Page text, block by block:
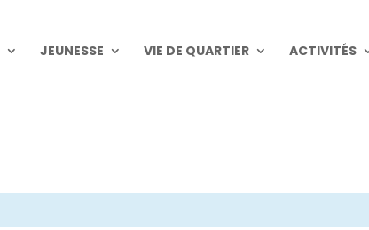
JEUNESSE VIE DE QUARTIER ACTIVITÉS